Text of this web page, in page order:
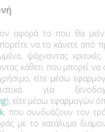
αφορά το που θα
να το κάνετε από
ψάχνοντας κριτικές
κάθετι που μπορεί να
είτε μέσω
για
), είτε μέσω εφαρμογών
, που συνδυάζουν τον
με το κατάλυμα